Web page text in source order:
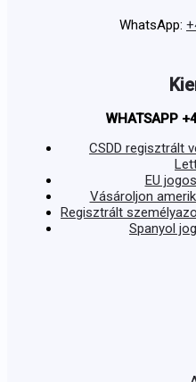
WhatsApp:
WHATSAPP
CSDD regisztrált
EU
Vásároljon
Regisztrált
Spanyol